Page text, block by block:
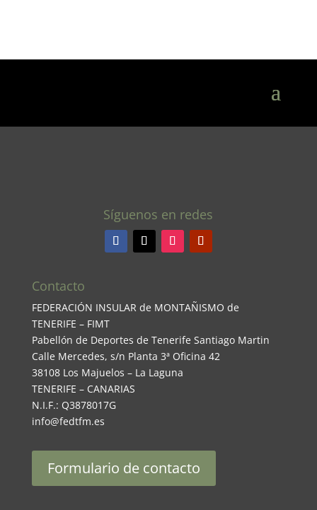
Síguenos en redes
Contacto
FEDERACIÓN INSULAR de MONTAÑISMO de
TENERIFE – FIMT
Pabellón de Deportes de Tenerife Santiago Martin
Calle Mercedes, s/n Planta 3ª Oficina 42
38108 Los Majuelos – La Laguna
TENERIFE – CANARIAS
N.I.F.: Q3878017G
info@fedtfm.es
Formulario de contacto